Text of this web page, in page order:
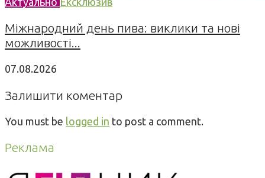
Міжнародний день пива: виклики та нові
можливості...
07.08.2026
Залишити коментар
You must be logged in to post a comment.
Реклама